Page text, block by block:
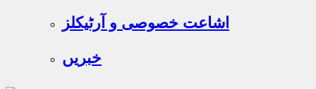
اشاعت خصوصی و آرٹیکلز
خبریں